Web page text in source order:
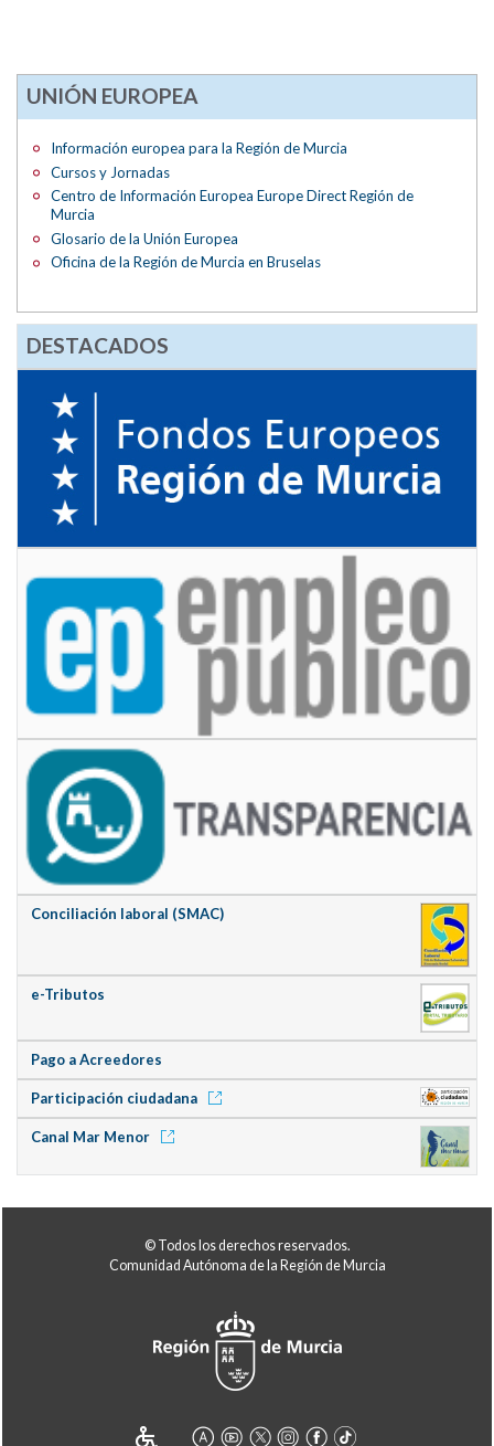
UNIÓN EUROPEA
Información europea para la Región de Murcia
Cursos y Jornadas
Centro de Información Europea Europe Direct Región de
Murcia
Glosario de la Unión Europea
Oficina de la Región de Murcia en Bruselas
DESTACADOS
Conciliación laboral (SMAC)
e-Tributos
Pago a Acreedores
Participación ciudadana
Canal Mar Menor
© Todos los derechos reservados.
Comunidad Autónoma de la Región de Murcia